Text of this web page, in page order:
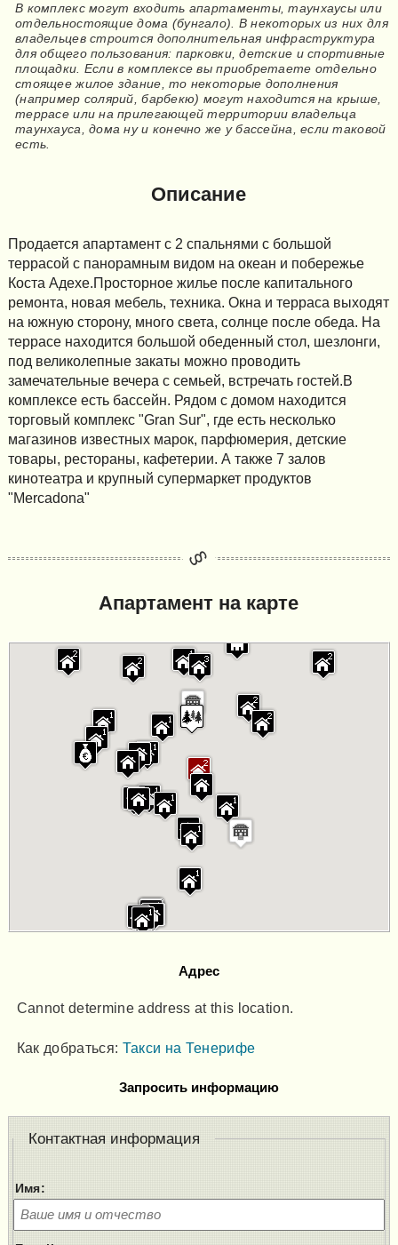
В комплекс могут входить апартаменты, таунхаусы или
отдельностоящие дома (бунгало). В некоторых из них для
владельцев строится дополнительная инфраструктура
для общего пользования: парковки, детские и спортивные
площадки. Если в комплексе вы приобретаете отдельно
стоящее жилое здание, то некоторые дополнения
(например солярий, барбекю) могут находится на крыше,
террасе или на прилегающей территории владельца
таунхауса, дома ну и конечно же у бассейна, если таковой
есть.
Описание
Продается апартамент с 2 спальнями с большой
террасой с панорамным видом на океан и побережье
Коста Адехе.Просторное жилье после капитального
ремонта, новая мебель, техника. Окна и терраса выходят
на южную сторону, много света, солнце после обеда. На
террасе находится большой обеденный стол, шезлонги,
под великолепные закаты можно проводить
замечательные вечера с семьей, встречать гостей.В
комплексе есть бассейн. Рядом с домом находится
торговый комплекс "Gran Sur", где есть несколько
магазинов известных марок, парфюмерия, детские
товары, рестораны, кафетерии. А также 7 залов
кинотеатра и крупный супермаркет продуктов
"Mercadona"
Апартамент на карте
Адрес
Cannot determine address at this location.
Как добраться: Такси на Тенерифе
Запросить информацию
Контактная информация
Имя: